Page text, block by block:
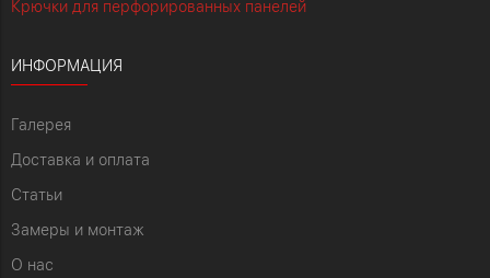
Крючки для перфорированных панелей
ИНФОРМАЦИЯ
Галерея
Доставка и оплата
Статьи
Замеры и монтаж
О нас